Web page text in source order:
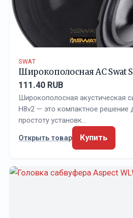
SWAT
Широкополосная АС Swat
111.40 RUB
Широкополосная акустическая
H8v2 — это компактное решение
простоту установк…
Открыть товар
Купить